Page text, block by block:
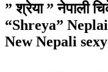
” श्रेया ” नेपाली
“Shreya”
New Nepali